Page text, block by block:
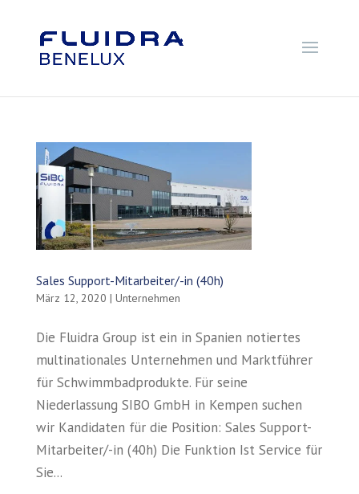
Sales Support-Mitarbeiter/-in (40h)
März 12, 2020 | Unternehmen
Die Fluidra Group ist ein in Spanien notiertes
multinationales Unternehmen und Marktführer
für Schwimmbadprodukte. Für seine
Niederlassung SIBO GmbH in Kempen suchen
wir Kandidaten für die Position: Sales Support-
Mitarbeiter/-in (40h) Die Funktion Ist Service für
Sie...